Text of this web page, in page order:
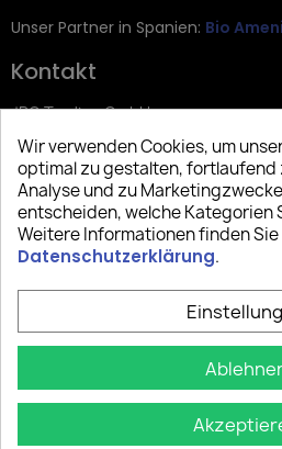
Unser Partner in Spanien: Bio
Kontakt
JRG Trading GmbH
Zietenstr. 9
12244 Berlin
Tel: +49 (0)30 2357 3470
info@top-amenities.com
Wir verwenden Cookies, um
optimal zu gestalten, fortlaufend
Analyse und zu
entscheiden, welche Kategorien
Weitere Informationen finden
Datenschutzerklärung.